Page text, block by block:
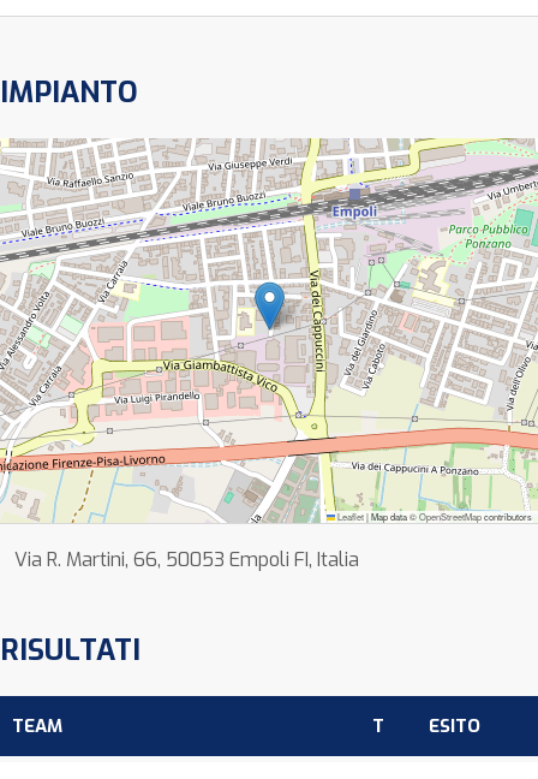
IMPIANTO
Leaflet|Map data ©OpenStreetMapcontributors
Via R. Martini, 66, 50053 Empoli FI, Italia
RISULTATI
TEAM T ESITO